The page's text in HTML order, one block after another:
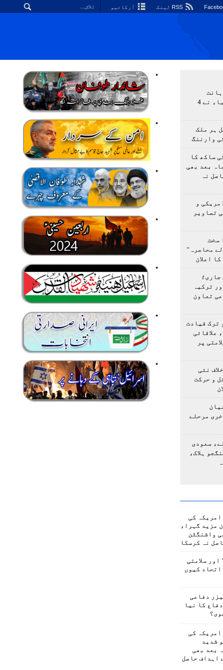
آرکائیو
اولمپیاڈ؛ ایرانی طلباء نے 4
ہر ملک
وارننگ
ساکھ کا
بعد بھی
نہ
و
تصاویر
سخت
محاصرہ"
اعلان
جاری؛
ترکیہ
تعاون
ترک قیادت
علاقائی
پر
نئی
و حرکت
مرحلے
سعودی
ہلاک،
امریکہ کی
مزید گہرا،
واشنگٹن
نہ کرسکا
سلامتی
اتحاد کیوں
دفاعی
کا نیا
امریکہ کی
شدید
بعد بھی
اہداف حاصل